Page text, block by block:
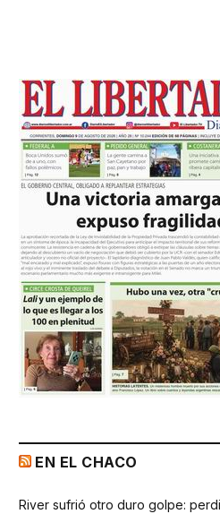
EN EL CHACO
River sufrió otro duro golpe: